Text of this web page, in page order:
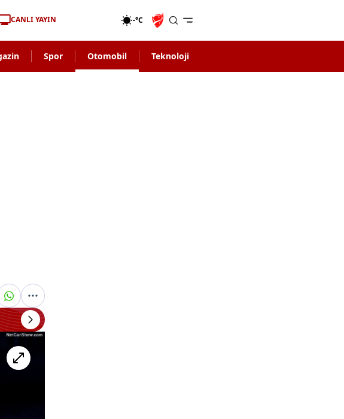
CANLI YAYIN -°C
Spor Otomobil Teknoloji